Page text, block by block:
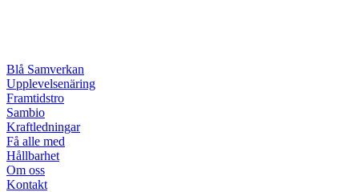
Blå Samverkan
Upplevelsenäring
Framtidstro
Sambio
Kraftledningar
Få alle med
Hållbarhet
Om oss
Kontakt